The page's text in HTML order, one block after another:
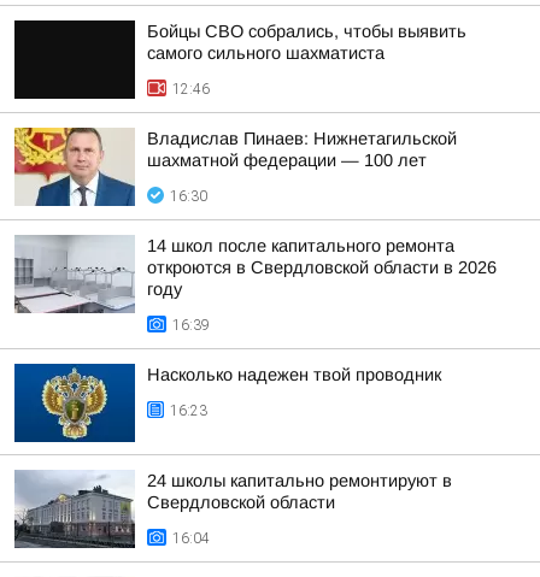
Бойцы СВО собрались, чтобы выявить
самого сильного шахматиста
12:46
Владислав Пинаев: Нижнетагильской
шахматной федерации — 100 лет
16:30
14 школ после капитального ремонта
откроются в Свердловской области в 2026
году
16:39
Насколько надежен твой проводник
16:23
24 школы капитально ремонтируют в
Свердловской области
16:04